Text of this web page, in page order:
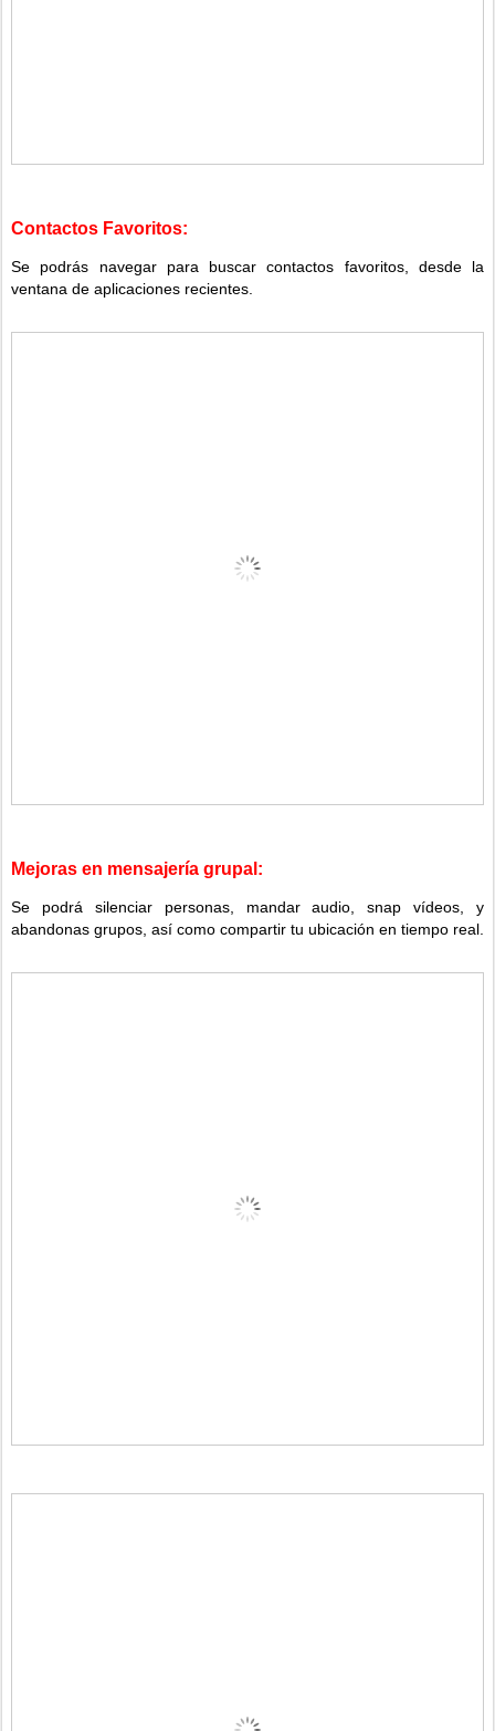
Contactos Favoritos:
Se podrás navegar para buscar contactos favoritos, desde la
ventana de aplicaciones recientes.
Mejoras en mensajería grupal:
Se podrá silenciar personas, mandar audio, snap vídeos, y
abandonas grupos, así como compartir tu ubicación en tiempo real.